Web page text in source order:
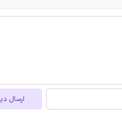
ارسال